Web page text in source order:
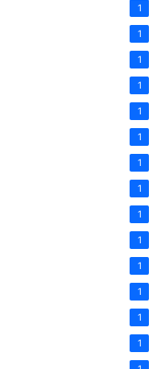
1
1
1
1
1
1
1
1
1
1
1
1
1
1